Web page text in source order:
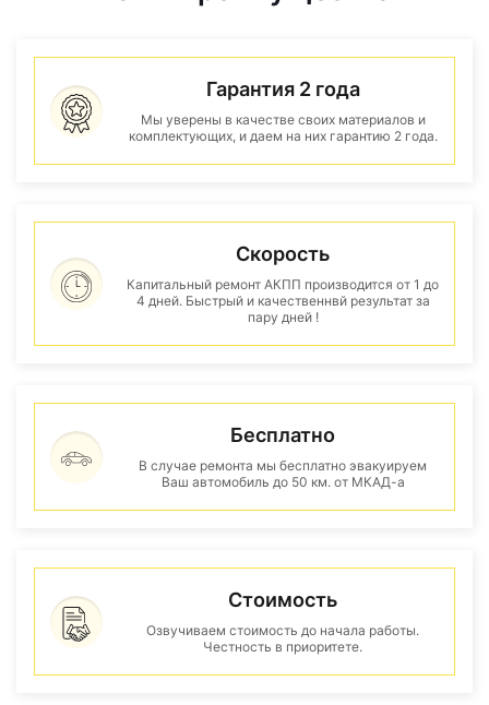
Гарантия 2 года
Мы уверены в качестве своих материалов и
комплектующих, и даем на них гарантию 2 года.
Скорость
Капитальный ремонт АКПП производится от 1 до
4 дней. Быстрый и качественнвй результат за
пару дней !
Бесплатно
В случае ремонта мы бесплатно эвакуируем
Ваш автомобиль до 50 км. от МКАД-а
Стоимость
Озвучиваем стоимость до начала работы.
Честность в приоритете.